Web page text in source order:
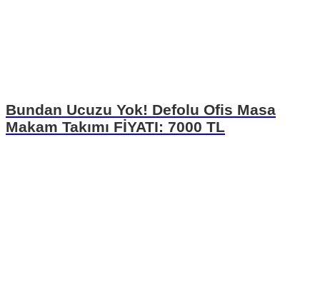
Bundan Ucuzu Yok! Defolu Ofis Masa
Makam Takımı FİYATI: 7000 TL